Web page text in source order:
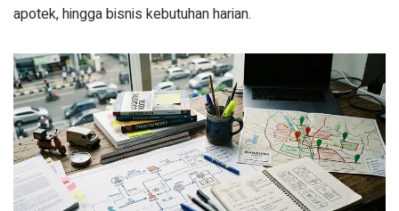
apotek, hingga bisnis kebutuhan harian.